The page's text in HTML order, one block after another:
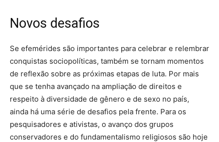
Novos desafios
Se efemérides são importantes para celebrar e relembrar
conquistas sociopolíticas, também se tornam momentos
de reflexão sobre as próximas etapas de luta. Por mais
que se tenha avançado na ampliação de direitos e
respeito à diversidade de gênero e de sexo no país,
ainda há uma série de desafios pela frente. Para os
pesquisadores e ativistas, o avanço dos grupos
conservadores e do fundamentalismo religiosos são hoje